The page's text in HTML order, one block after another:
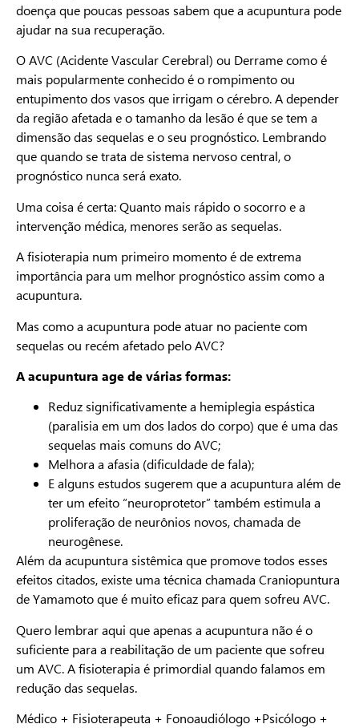
doença que poucas pessoas sabem que a acupuntura pode
ajudar na sua recuperação.
O AVC (Acidente Vascular Cerebral) ou Derrame como é
mais popularmente conhecido é o rompimento ou
entupimento dos vasos que irrigam o cérebro. A depender
da região afetada e o tamanho da lesão é que se tem a
dimensão das sequelas e o seu prognóstico. Lembrando
que quando se trata de sistema nervoso central, o
prognóstico nunca será exato.
Uma coisa é certa: Quanto mais rápido o socorro e a
intervenção médica, menores serão as sequelas.
A fisioterapia num primeiro momento é de extrema
importância para um melhor prognóstico assim como a
acupuntura.
Mas como a acupuntura pode atuar no paciente com
sequelas ou recém afetado pelo AVC?
A acupuntura age de várias formas:
Reduz significativamente a hemiplegia espástica
(paralisia em um dos lados do corpo) que é uma das
sequelas mais comuns do AVC;
Melhora a afasia (dificuldade de fala);
E alguns estudos sugerem que a acupuntura além de
ter um efeito “neuroprotetor” também estimula a
proliferação de neurônios novos, chamada de
neurogênese.
Além da acupuntura sistêmica que promove todos esses
efeitos citados, existe uma técnica chamada Craniopuntura
de Yamamoto que é muito eficaz para quem sofreu AVC.
Quero lembrar aqui que apenas a acupuntura não é o
suficiente para a reabilitação de um paciente que sofreu
um AVC. A fisioterapia é primordial quando falamos em
redução das sequelas.
Médico + Fisioterapeuta + Fonoaudiólogo +Psicólogo +